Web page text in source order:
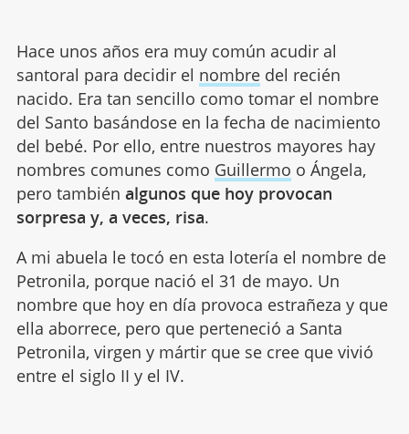
Hace unos años era muy común acudir al
santoral para decidir el nombredel recién
nacido. Era tan sencillo como tomar el nombre
del Santo basándose en la fecha de nacimiento
del bebé. Por ello, entre nuestros mayores hay
nombres comunes como Guillermo o Ángela,
pero también algunos que hoy provocan
sorpresa y, a veces, risa.
A mi abuela le tocó en esta lotería el nombre de
Petronila, porque nació el 31 de mayo. Un
nombre que hoy en día provoca estrañeza y que
ella aborrece, pero que perteneció a Santa
Petronila, virgen y mártir que se cree que vivió
entre el siglo II y el IV.